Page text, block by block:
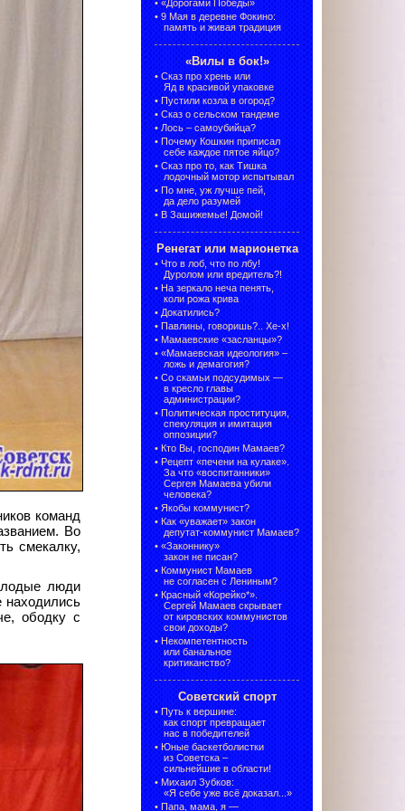
команд
Во
смекалку,
люди
ободку с
• «Дорогами Победы»
• 9 Мая в деревне Фокино:
память и живая традиция
«Вилы в бок!»
• Сказ про хрень или
Яд в красивой упаковке
• Пустили козла в огород?
• Сказ о сельском тандеме
• Лось – самоубийца?
• Почему Кошкин приписал
себе каждое пятое яйцо?
• Сказ про то, как Тишка
лодочный мотор испытывал
• По мне, уж лучше пей,
да дело разумей
• В Зашижемье! Домой!
Ренегат или марионетка
• Что в лоб, что по лбу!
Дуролом или вредитель?!
• На зеркало неча пенять,
коли рожа крива
• Докатились?
• Павлины, говоришь?.. Хе-х!
• Мамаевские «засланцы»?
• «Мамаевская идеология» –
ложь и демагогия?
• Со скамьи подсудимых —
в кресло главы
администрации?
• Политическая проституция,
спекуляция и имитация
оппозиции?
• Кто Вы, господин Мамаев?
• Рецепт «печени на кулаке».
За что «воспитанники»
Сергея Мамаева убили
человека?
• Якобы коммунист?
• Как «уважает» закон
депутат-коммунист Мамаев?
• «Законнику»
закон не писан?
• Коммунист Мамаев
не согласен с Лениным?
• Красный «Корейко*».
Сергей Мамаев скрывает
от кировских коммунистов
свои доходы?
• Некомпетентность
или банальное
критиканство?
Советский спорт
• Путь к вершине:
как спорт превращает
нас в победителей
• Юные баскетболистки
из Советска –
сильнейшие в области!
• Михаил Зубков:
«Я себе уже всё доказал...»
• Папа, мама, я —